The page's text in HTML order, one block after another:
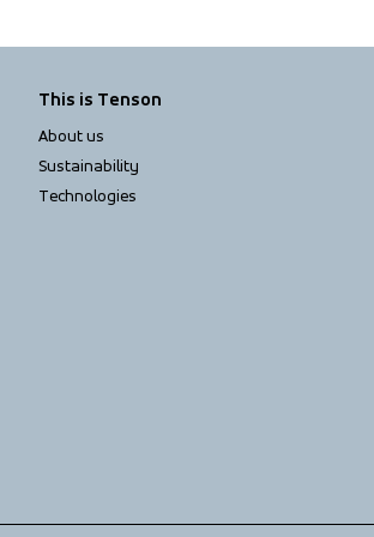
This is Tenson
About us
Sustainability
Technologies